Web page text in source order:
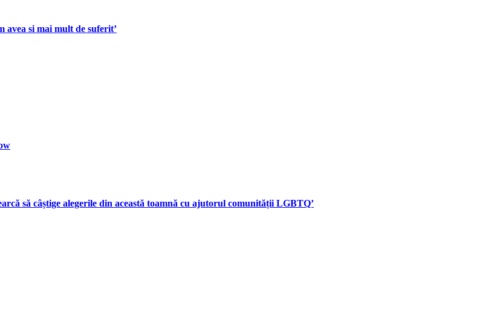
avea si mai mult de suferit’
să câștige alegerile din această toamnă cu ajutorul comunității LGBTQ’